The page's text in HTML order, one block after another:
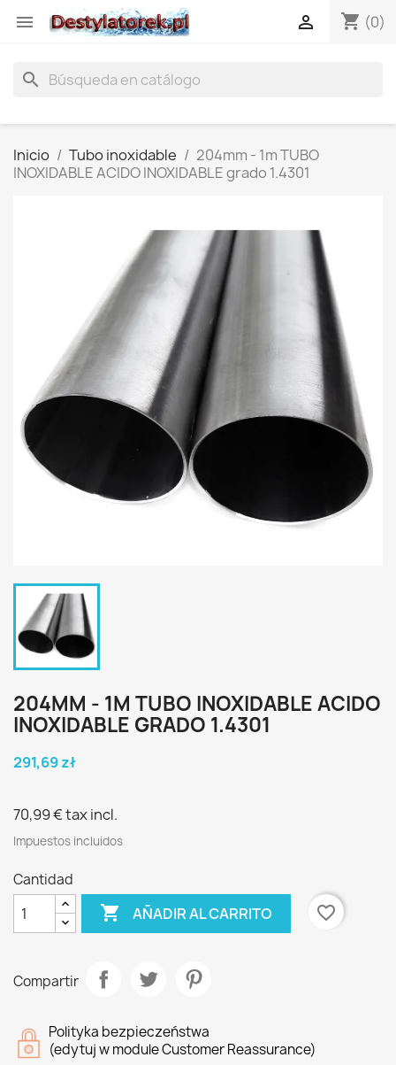
 shopping_cart (0)

search
Inicio Tubo inoxidable
204mm - 1m TUBO
INOXIDABLE ACIDO INOXIDABLE grado 1.4301
204MM - 1M TUBO INOXIDABLE ACIDO
INOXIDABLE GRADO 1.4301
291,69 zł
70,99 €tax incl.
Impuestos incluidos
Cantidad
 AÑADIR AL CARRITO favorite_border
Compartir
Polityka bezpieczeństwa
(edytuj w module Customer Reassurance)